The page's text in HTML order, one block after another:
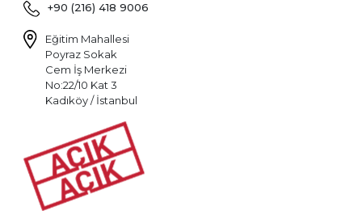
+90 (216) 418 9006
Eğitim Mahallesi
Poyraz Sokak
Cem İş Merkezi
No:22/10 Kat 3
Kadıköy / İstanbul